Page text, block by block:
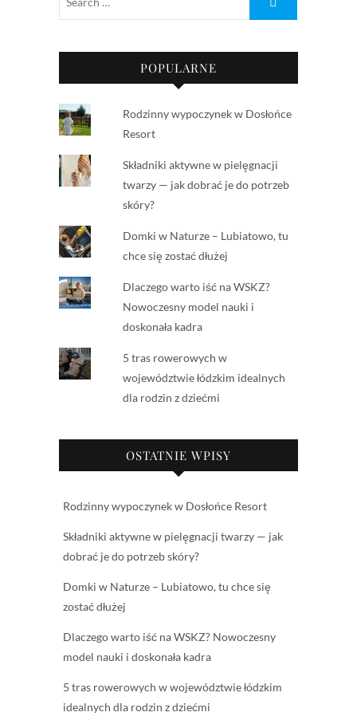
POPULARNE
Rodzinny wypoczynek w Dosłońce
Resort
Składniki aktywne w pielęgnacji
twarzy — jak dobrać je do potrzeb
skóry?
Domki w Naturze – Lubiatowo, tu
chce się zostać dłużej
Dlaczego warto iść na WSKZ?
Nowoczesny model nauki i
doskonała kadra
5 tras rowerowych w
województwie łódzkim idealnych
dla rodzin z dziećmi
OSTATNIE WPISY
Rodzinny wypoczynek w Dosłońce Resort
Składniki aktywne w pielęgnacji twarzy — jak
dobrać je do potrzeb skóry?
Domki w Naturze – Lubiatowo, tu chce się
zostać dłużej
Dlaczego warto iść na WSKZ? Nowoczesny
model nauki i doskonała kadra
5 tras rowerowych w województwie łódzkim
idealnych dla rodzin z dziećmi